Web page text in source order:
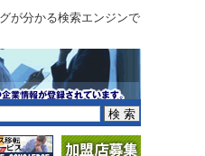
が分かる検索エンジンで